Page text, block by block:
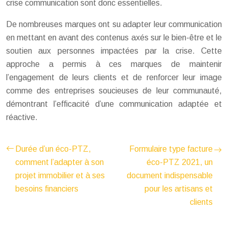
crise communication sont donc essentielles.
De nombreuses marques ont su adapter leur communication
en mettant en avant des contenus axés sur le bien-être et le
soutien aux personnes impactées par la crise. Cette
approche a permis à ces marques de maintenir
l’engagement de leurs clients et de renforcer leur image
comme des entreprises soucieuses de leur communauté,
démontrant l’efficacité d’une communication adaptée et
réactive.
Durée d’un éco-PTZ,
comment l’adapter à son
projet immobilier et à ses
besoins financiers
Formulaire type facture
éco-PTZ 2021, un
document indispensable
pour les artisans et
clients